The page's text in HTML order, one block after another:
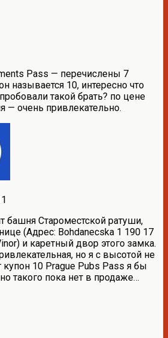
Pass — перечислены 7
называется 10, интересно что
такой брать? по цене
— очень привлекательно.
башня Староместской ратуши,
(Адрес: Bohdanecska 1 190 17
и каретный двор этого замка.
но я с высотой не
купон 10 Prague Pubs Pass я бы
такого пока нет в продаже…